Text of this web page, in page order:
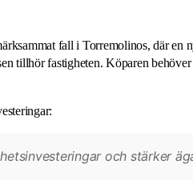
fall i Torremolinos, där en
tillhör fastigheten. Köparen
och stärker